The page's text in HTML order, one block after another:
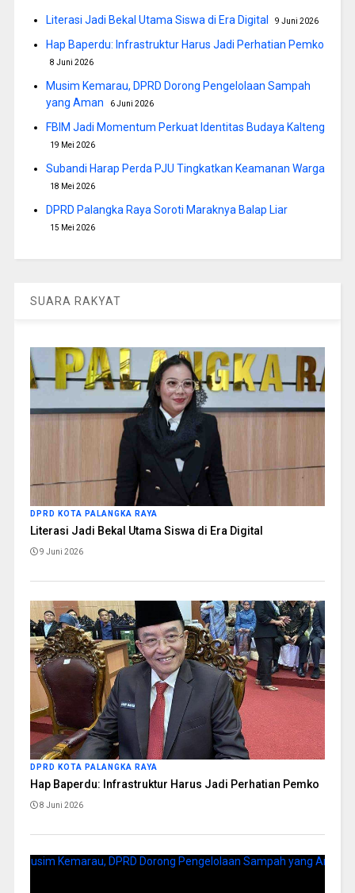
Literasi Jadi Bekal Utama Siswa di Era Digital 9 Juni 2026
Hap Baperdu: Infrastruktur Harus Jadi Perhatian Pemko
8 Juni 2026
Musim Kemarau, DPRD Dorong Pengelolaan Sampah
yang Aman
6 Juni 2026
FBIM Jadi Momentum Perkuat Identitas Budaya Kalteng
19 Mei 2026
Subandi Harap Perda PJU Tingkatkan Keamanan Warga
18 Mei 2026
DPRD Palangka Raya Soroti Maraknya Balap Liar
15 Mei 2026
SUARA RAKYAT
DPRD KOTA PALANGKA RAYA
Literasi Jadi Bekal Utama Siswa di Era Digital
9 Juni 2026
DPRD KOTA PALANGKA RAYA
Hap Baperdu: Infrastruktur Harus Jadi Perhatian Pemko
8 Juni 2026